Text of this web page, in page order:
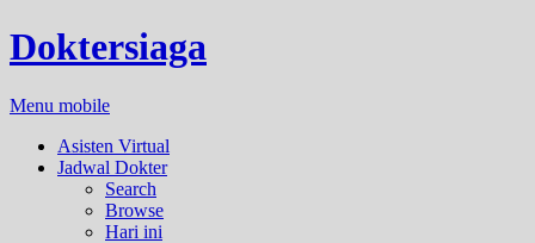
Doktersiaga
Menu mobile
Asisten Virtual
Jadwal Dokter
Search
Browse
Hari ini